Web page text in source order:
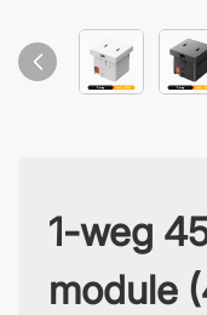
1-weg
module